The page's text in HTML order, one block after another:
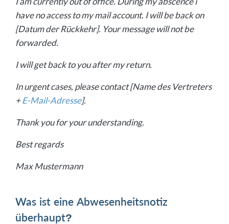
have no access to my mail account. I will be back on
[Datum der Rückkehr]. Your message will not be
forwarded.
I will get back to you after my return.
In urgent cases, please contact [Name des Vertreters
+E-Mail-Adresse].
Thank you for your understanding.
Best regards
Max Mustermann
Was ist eine Abwesenheitsnotiz
überhaupt?